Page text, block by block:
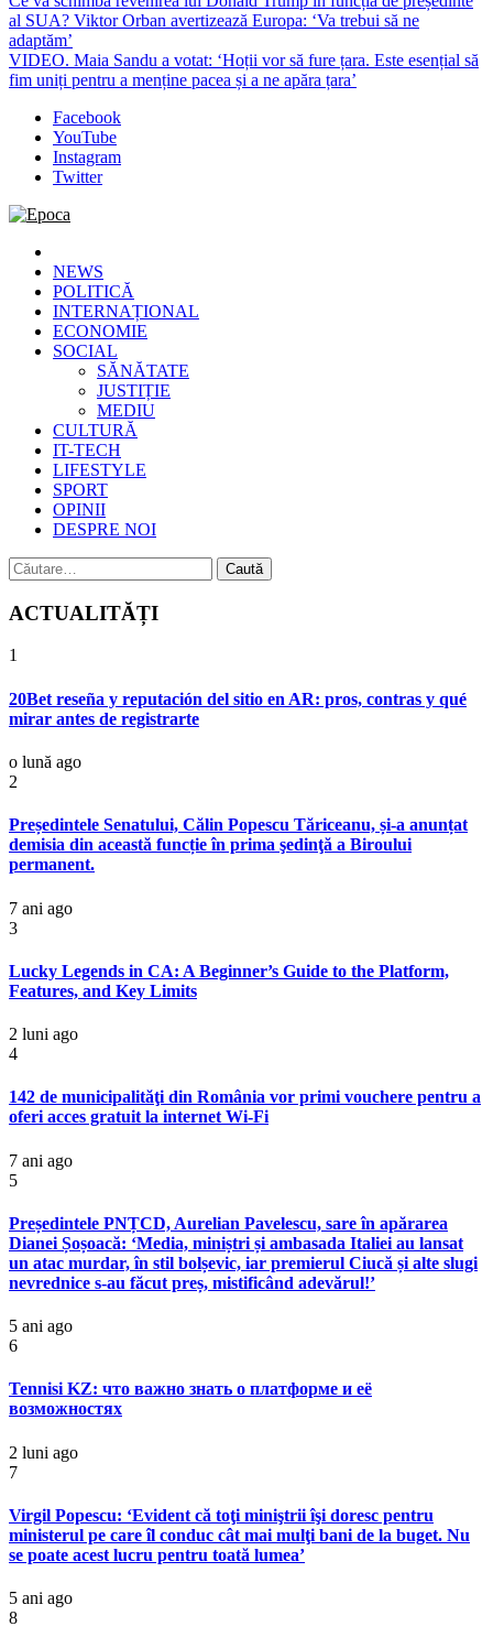
al SUA? Viktor Orban avertizează Europa: ‘Va trebui să ne
adaptăm’
VIDEO. Maia Sandu a votat: ‘Hoții vor să fure țara. Este esențial să
fim uniți pentru a menține pacea și a ne apăra țara’
Facebook
YouTube
Instagram
Twitter
Epoca
Cele mai noi știri online din România
NEWS
POLITICĂ
INTERNAȚIONAL
ECONOMIE
SOCIAL
SĂNĂTATE
JUSTIȚIE
MEDIU
CULTURĂ
IT-TECH
LIFESTYLE
SPORT
OPINII
DESPRE NOI
Caută
după:
ACTUALITĂȚI
1
20Bet reseña y reputación del sitio en AR: pros, contras y qué
mirar antes de registrarte
o lună ago
2
Președintele Senatului, Călin Popescu Tăriceanu, și-a anunțat
demisia din această funcție în prima şedinţă a Biroului
permanent.
7 ani ago
3
Lucky Legends in CA: A Beginner’s Guide to the Platform,
Features, and Key Limits
2 luni ago
4
142 de municipalităţi din România vor primi vouchere pentru a
oferi acces gratuit la internet Wi-Fi
7 ani ago
5
Președintele PNȚCD, Aurelian Pavelescu, sare în apărarea
Dianei Șoșoacă: ‘Media, miniștri și ambasada Italiei au lansat
un atac murdar, în stil bolșevic, iar premierul Ciucă și alte slugi
nevrednice s-au făcut preș, mistificând adevărul!’
5 ani ago
6
Tennisi KZ: что важно знать о платформе и её
возможностях
2 luni ago
7
Virgil Popescu: ‘Evident că toţi miniştrii îşi doresc pentru
ministerul pe care îl conduc cât mai mulţi bani de la buget. Nu
se poate acest lucru pentru toată lumea’
5 ani ago
8